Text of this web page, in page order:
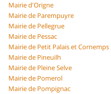
Mairie d'Origne
Mairie de Parempuyre
Mairie de Pellegrue
Mairie de Pessac
Mairie de Petit Palais et Cornemps
Mairie de Pineuilh
Mairie de Pleine Selve
Mairie de Pomerol
Mairie de Pompignac